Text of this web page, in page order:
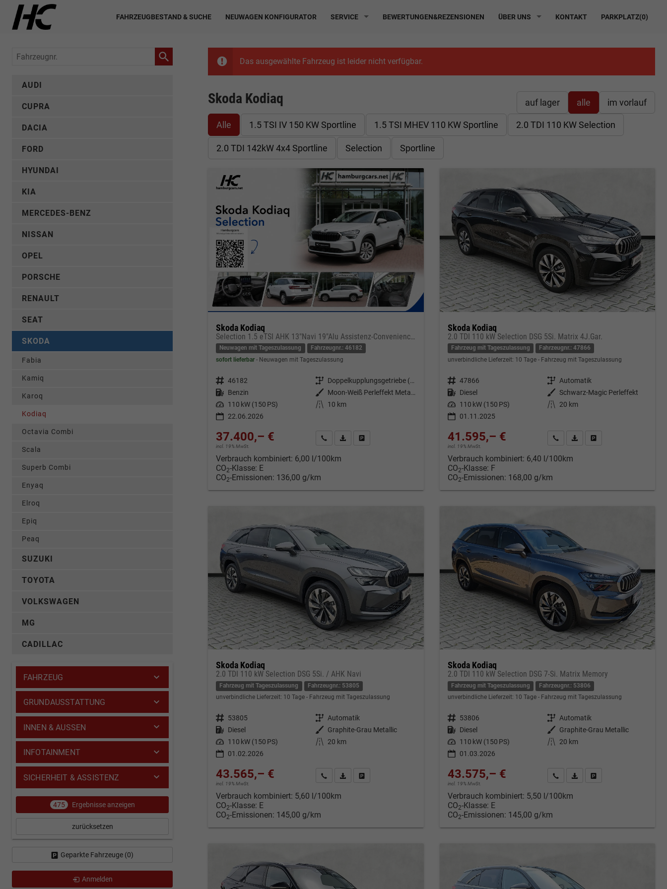
FAHRZEUGBESTAND & SUCHE NEUWAGEN KONFIGURATOR SERVICE BEWERTUNGEN&REZENSIONEN ÜBER UNS KONTAKT PARKPLATZ(0)
Das ausgewählte Fahrzeug ist leider nicht verfügbar.
auf lager alle im vorlauf
Skoda Kodiaq
Alle 1.5 TSI IV 150 KW Sportline 1.5 TSI MHEV 110 KW Sportline 2.0 TDI 110 KW Selection
2.0 TDI 142kW 4x4 Sportline Selection Sportline
Skoda Kodiaq
Selection 1.5 eTSI AHK 13"Navi 19"Alu Assistenz-Convenience-WinterP
Neuwagen mit Tageszulassung
Fahrzeugnr.: 46182
sofort lieferbar
Neuwagen mit Tageszulassung
Fahrzeugnr. 46182 Getriebe
Doppelkupplungsgetriebe (DSG)
Kraftstoff Benzin Außenfarbe
Moon-Weiß Perleffekt Metallic
Leistung 110 kW (150 PS) Kilometerstand
10 km
22.06.2026
37.400,– €
incl. 19% MwSt.
Kontakt & Angebot anfordern
PDF-Datei, Fahrzeugexposé drucken
Fahrzeug merken/Expose drucken
Verbrauch kombiniert: 6,00 l/100km
CO2-Klasse: E
CO2-Emissionen: 136,00 g/km
Skoda Kodiaq
2.0 TDI 110 kW Selection DSG 5Si. Matrix 4J.Gar.
Fahrzeug mit Tageszulassung
Fahrzeugnr.: 47866
unverbindliche Lieferzeit: 10 Tage Fahrzeug mit Tageszulassung
Fahrzeugnr. 47866 Getriebe Automatik
Kraftstoff Diesel Außenfarbe Schwarz-Magic Perleffekt
Leistung 110 kW (150 PS) Kilometerstand
20 km
01.11.2025
41.595,– €
incl. 19% MwSt.
Kontakt & Angebot anfordern
PDF-Datei, Fahrzeugexposé
Fahrzeug merken/Expose
Verbrauch kombiniert: 6,40 l/100km
CO2-Klasse: F
CO2-Emissionen: 168,00 g/km
Skoda Kodiaq
2.0 TDI 110 kW Selection DSG 5Si. / AHK Navi
Fahrzeug mit Tageszulassung
Fahrzeugnr.: 53805
unverbindliche Lieferzeit: 10 Tage Fahrzeug mit Tageszulassung
Fahrzeugnr. 53805 Getriebe Automatik
Kraftstoff Diesel Außenfarbe
Graphite-Grau Metallic
Leistung 110 kW (150 PS) Kilometerstand
20 km
01.02.2026
43.565,– €
incl. 19% MwSt.
Kontakt & Angebot anfordern
PDF-Datei, Fahrzeugexposé drucken
Fahrzeug merken/Expose drucken
Verbrauch kombiniert: 5,60 l/100km
CO2-Klasse: E
CO2-Emissionen: 145,00 g/km
Skoda Kodiaq
2.0 TDI 110 kW Selection DSG 7-Si. Matrix Memory
Fahrzeug mit Tageszulassung
Fahrzeugnr.: 53806
unverbindliche Lieferzeit: 10 Tage Fahrzeug mit Tageszulassung
Fahrzeugnr. 53806 Getriebe Automatik
Kraftstoff Diesel Außenfarbe
Graphite-Grau Metallic
Leistung 110 kW (150 PS) Kilometerstand
20 km
01.03.2026
43.575,– €
incl. 19% MwSt.
Kontakt & Angebot anfordern
PDF-Datei, Fahrzeugexposé
Fahrzeug merken/Expose
Verbrauch kombiniert: 5,50 l/100km
CO2-Klasse: E
CO2-Emissionen: 145,00 g/km
Fahrzeugnr.
AUDI
CUPRA
DACIA
FORD
HYUNDAI
KIA
MERCEDES-BENZ
NISSAN
OPEL
PORSCHE
RENAULT
SEAT
SKODA
Fabia
Kamiq
Karoq
Kodiaq
Octavia Combi
Scala
Superb Combi
Enyaq
Elroq
Epiq
Peaq
SUZUKI
TOYOTA
VOLKSWAGEN
MG
CADILLAC
FAHRZEUG
GRUNDAUSSTATTUNG
INNEN & AUSSEN
INFOTAINMENT
SICHERHEIT & ASSISTENZ
475 Ergebnisse anzeigen
zurücksetzen
Geparkte Fahrzeuge (0)
Anmelden